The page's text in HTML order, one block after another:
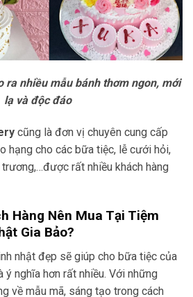
ra nhiều mẫu bánh thơm ngon, mới
lạ và độc đáo
cũng là đơn vị chuyên cung cấp
hạng cho các bữa tiệc, lễ cưới hỏi,
rất nhiều khách hàng
Hàng Nên Mua Tại Tiệm
Gia Bảo?
nhật đẹp sẽ giúp cho bữa tiệc của
ý nghĩa hơn rất nhiều. Với những
về mẫu mã, sáng tạo trong cách